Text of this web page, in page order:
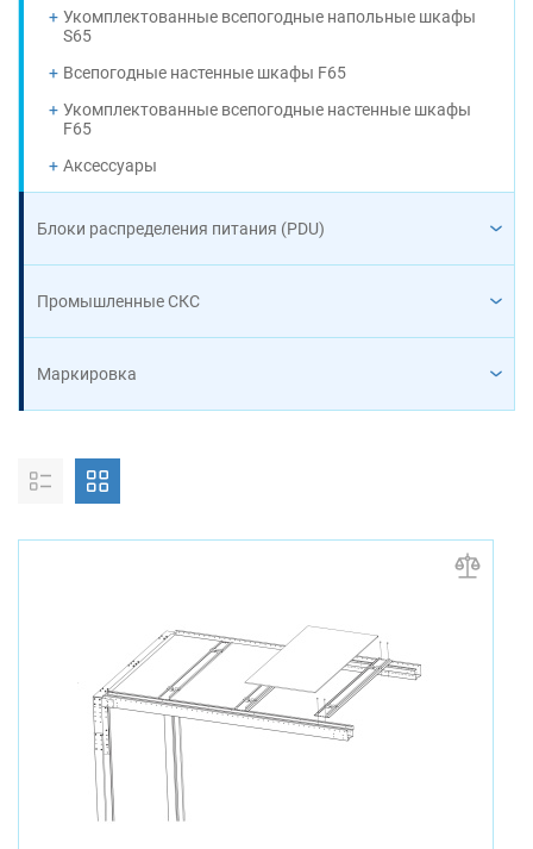
Укомплектованные всепогодные напольные шкафы
S65
Всепогодные настенные шкафы F65
Укомплектованные всепогодные настенные шкафы
F65
Аксессуары
Блоки распределения питания (PDU)
Промышленные СКС
Маркировка